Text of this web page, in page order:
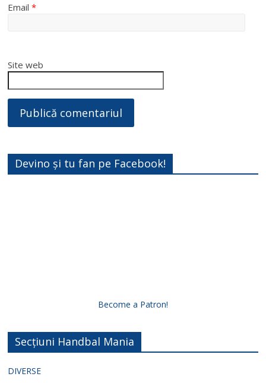
Email*
Site web
Devino și tu fan pe Facebook!
Become a Patron!
Secțiuni Handbal Mania
DIVERSE